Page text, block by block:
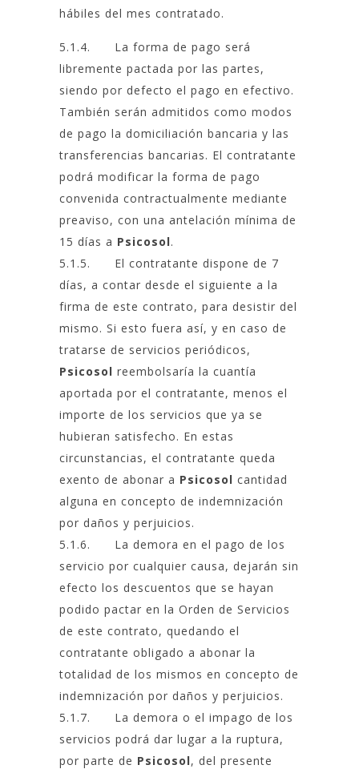
hábiles del mes contratado.
5.1.4. La forma de pago será
libremente pactada por las partes,
siendo por defecto el pago en efectivo.
También serán admitidos como modos
de pago la domiciliación bancaria y las
transferencias bancarias. El contratante
podrá modificar la forma de pago
convenida contractualmente mediante
preaviso, con una antelación mínima de
15 días a Psicosol.
5.1.5. El contratante dispone de 7
días, a contar desde el siguiente a la
firma de este contrato, para desistir del
mismo. Si esto fuera así, y en caso de
tratarse de servicios periódicos,
Psicosol reembolsaría la cuantía
aportada por el contratante, menos el
importe de los servicios que ya se
hubieran satisfecho. En estas
circunstancias, el contratante queda
exento de abonar a Psicosol cantidad
alguna en concepto de indemnización
por daños y perjuicios.
5.1.6. La demora en el pago de los
servicio por cualquier causa, dejarán sin
efecto los descuentos que se hayan
podido pactar en la Orden de Servicios
de este contrato, quedando el
contratante obligado a abonar la
totalidad de los mismos en concepto de
indemnización por daños y perjuicios.
5.1.7. La demora o el impago de los
servicios podrá dar lugar a la ruptura,
por parte de Psicosol, del presente